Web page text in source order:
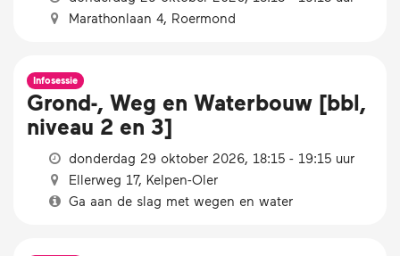
Marathonlaan 4, Roermond
Infosessie
Grond-, Weg en Waterbouw [bbl,
niveau 2 en 3]
donderdag 29 oktober 2026, 18:15 - 19:15 uur
Ellerweg 17, Kelpen-Oler
Ga aan de slag met wegen en water